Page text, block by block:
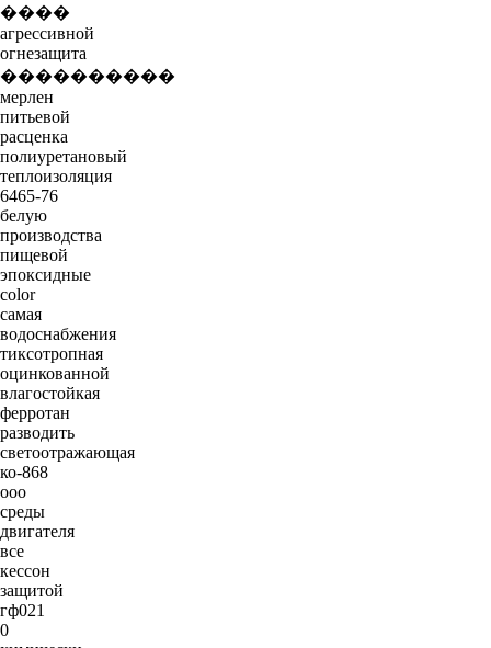
����
агрессивной
огнезащита
����������
мерлен
питьевой
расценка
полиуретановый
теплоизоляция
6465-76
белую
производства
пищевой
эпоксидные
color
самая
водоснабжения
тиксотропная
оцинкованной
влагостойкая
ферротан
разводить
светоотражающая
ко-868
ооо
среды
двигателя
все
кессон
защитой
гф021
0